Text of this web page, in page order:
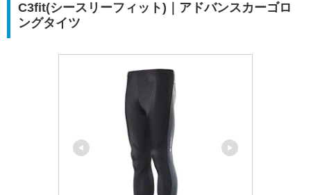
C3fit(シースリーフィット)｜アドバンスカーゴロ
ングタイツ